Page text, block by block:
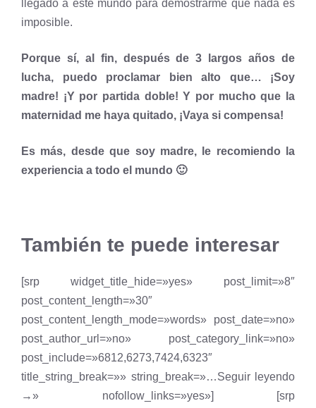
llegado a este mundo para demostrarme que nada es
imposible.
Porque sí, al fin, después de 3 largos años de
lucha, puedo proclamar bien alto que… ¡Soy
madre! ¡Y por partida doble! Y por mucho que la
maternidad me haya quitado, ¡Vaya si compensa!
Es más, desde que soy madre, le recomiendo la
experiencia a todo el mundo 🙂
También te puede interesar
[srp widget_title_hide=»yes» post_limit=»8″
post_content_length=»30″
post_content_length_mode=»words» post_date=»no»
post_author_url=»no» post_category_link=»no»
post_include=»6812,6273,7424,6323″
title_string_break=»» string_break=»…Seguir leyendo
→» nofollow_links=»yes»] [srp